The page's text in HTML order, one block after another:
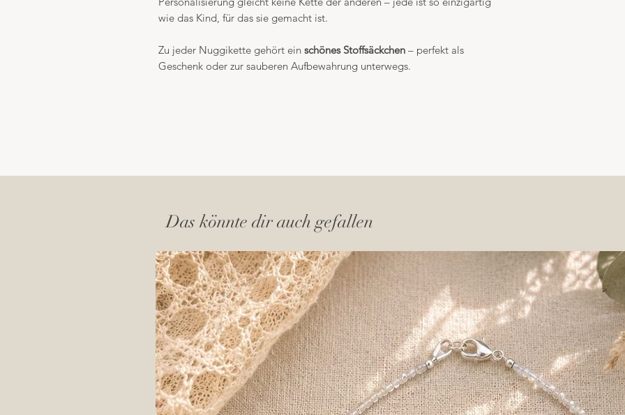
wie das Kind, für das sie gemacht ist.
Zu jeder Nuggikette gehört ein schönes Stoffsäckchen – perfekt als
Geschenk oder zur sauberen Aufbewahrung unterwegs.
Das könnte dir auch gefallen